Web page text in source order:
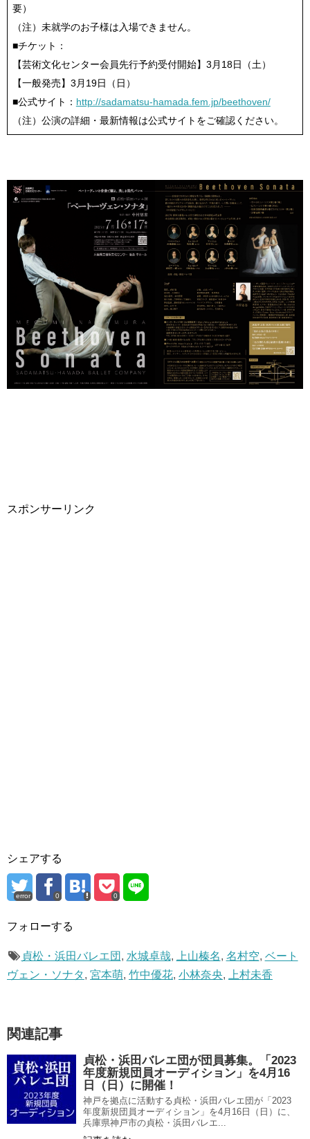
要）
（注）未就学のお子様は入場できません。
■チケット：
【芸術文化センター会員先行予約受付開始】3月18日（土）
【一般発売】3月19日（日）
■公式サイト： http://sadamatsu-hamada.fem.jp/beethoven/
（注）公演の詳細・最新情報は公式サイトをご確認ください。
スポンサーリンク
シェアする
error 0 0
フォローする
貞松・浜田バレエ団 , 水城卓哉, 上山榛名, 名村空, ベート
ヴェン・ソナタ, 宮本萌, 竹中優花, 小林奈央, 上村未香
関連記事
貞松・浜田バレエ団が団員募集。「2023
年度新規団員オーディション」を4月16
日（日）に開催！
神戸を拠点に活動する貞松・浜田バレエ団が「2023
年度新規団員オーディション」を4月16日（日）に、
兵庫県神戸市の貞松・浜田バレエ...